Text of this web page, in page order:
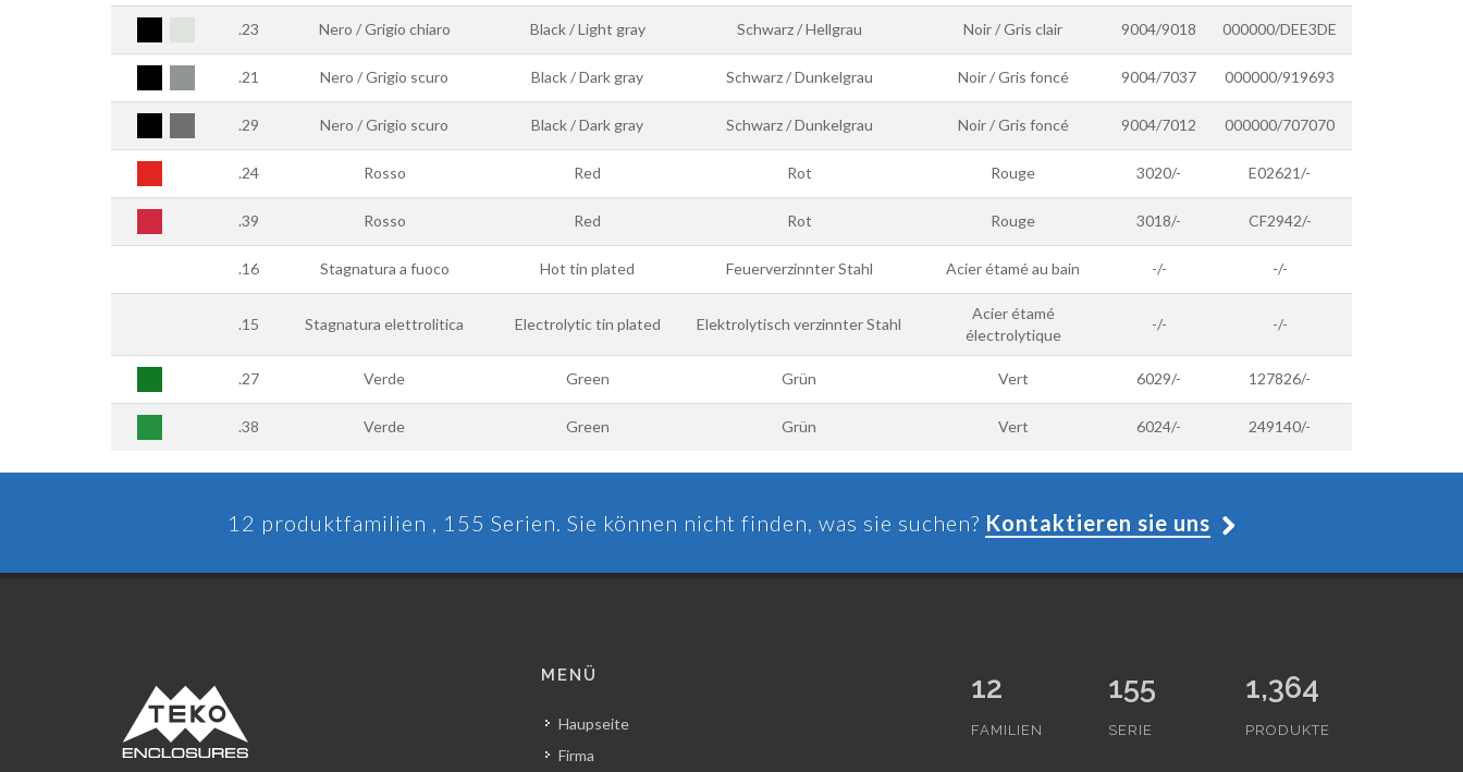
.23 Nero / Grigio chiaro Black / Light gray Schwarz / Hellgrau Noir / Gris clair 9004/9018 000000/DEE3DE
.21 Nero / Grigio scuro Black / Dark gray Schwarz / Dunkelgrau Noir / Gris foncé 9004/7037 000000/919693
.29 Nero / Grigio scuro Black / Dark gray Schwarz / Dunkelgrau Noir / Gris foncé 9004/7012 000000/707070
.24 Rosso Red Rot Rouge 3020/- E02621/-
.39 Rosso Red Rot Rouge 3018/- CF2942/-
.16 Stagnatura a fuoco Hot tin plated Feuerverzinnter Stahl Acier étamé au bain -/- -/-
.15 Stagnatura elettrolitica Electrolytic tin plated Elektrolytisch verzinnter Stahl
Acier étamé
électrolytique
-/- -/-
.27 Verde Green Grün Vert 6029/- 127826/-
.38 Verde Green Grün Vert 6024/- 249140/-
12 produktfamilien , 155 Serien. Sie können nicht finden, was sie suchen? Kontaktieren sie uns
MENÜ
Haupseite
Firma
12
FAMILIEN
155
SERIE
1,364
PRODUKTE